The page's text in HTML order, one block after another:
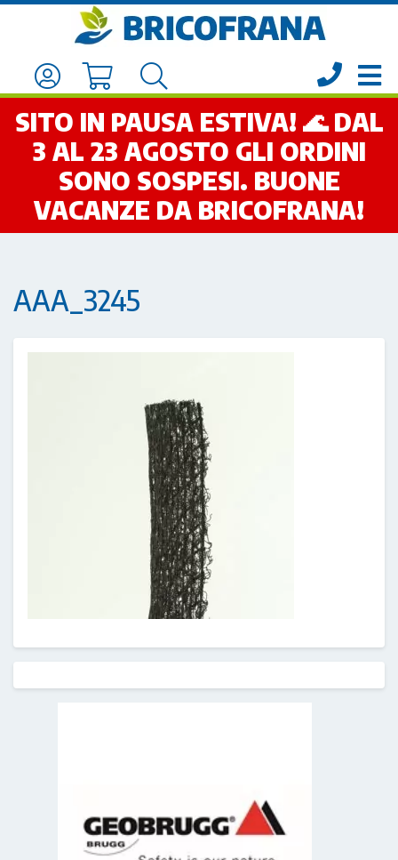
SITO IN PAUSA ESTIVA! 🌊 DAL
3 AL 23 AGOSTO GLI ORDINI
SONO SOSPESI. BUONE
VACANZE DA BRICOFRANA!
AAA_3245